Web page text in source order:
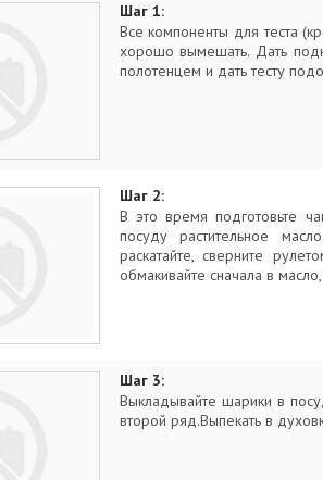
Шаг 1:
Все компоненты для теста
хорошо вымешать. Дать
полотенцем и дать тесту
Шаг 2:
В это время подготовьте
посуду растительное
раскатайте, сверните
обмакивайте сначала в
Шаг 3:
Выкладывайте шарики в
второй ряд.Выпекать в